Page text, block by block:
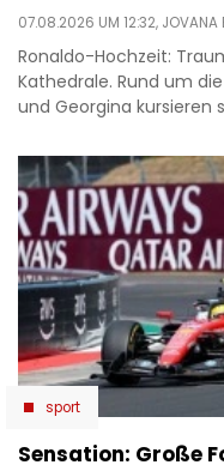
07.08.2026 UM 12:32, JOVANA
Ronaldo-Hochzeit:
Kathedrale. Rund um
und Georgina kursieren
sport
Sensation: Große